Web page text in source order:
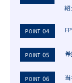
紹
POINT 04
POINT 05
POINT 06